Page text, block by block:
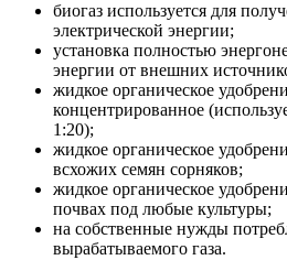
биогаз используется для
электрической энергии;
установка полностью
энергии от внешних
жидкое органическое
концентрированное
1:20);
жидкое органическое
всхожих семян сорняков;
жидкое органическое
почвах под любые культуры;
на собственные нужды
вырабатываемого газа.